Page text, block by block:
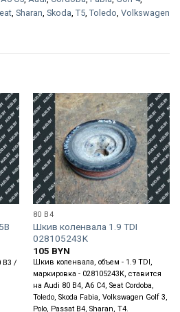
, Sharan, Skoda, T5, Toledo, Volkswagen
B3 /
80 B4
Шкив коленвала 1.9 TDI
028105243K
105 BYN
Шкив коленвала, объем - 1.9 TDI,
маркировка - 028105243K, ставится
на Audi 80 B4, A6 C4, Seat Cordoba,
Toledo, Skoda Fabia, Volkswagen Golf 3,
Polo, Passat B4, Sharan, T4.